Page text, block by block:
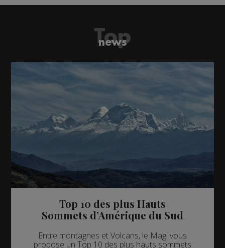
Top
news
Top 10 des plus Hauts
Sommets d’Amérique du Sud
Entre montagnes et Volcans, le Mag' vous
propose un Top 10 des plus hauts sommets